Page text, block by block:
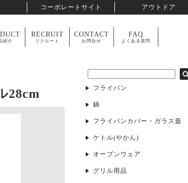
コーポレートサイト アウトドア
紹介
RECRUIT
リクルート
CONTACT
お問合せ
FAQ
よくある質問
28cm フライパン
鍋
フライパンカバー・ガラス蓋
ケトル(やかん)
オーブンウェア
グリル用品